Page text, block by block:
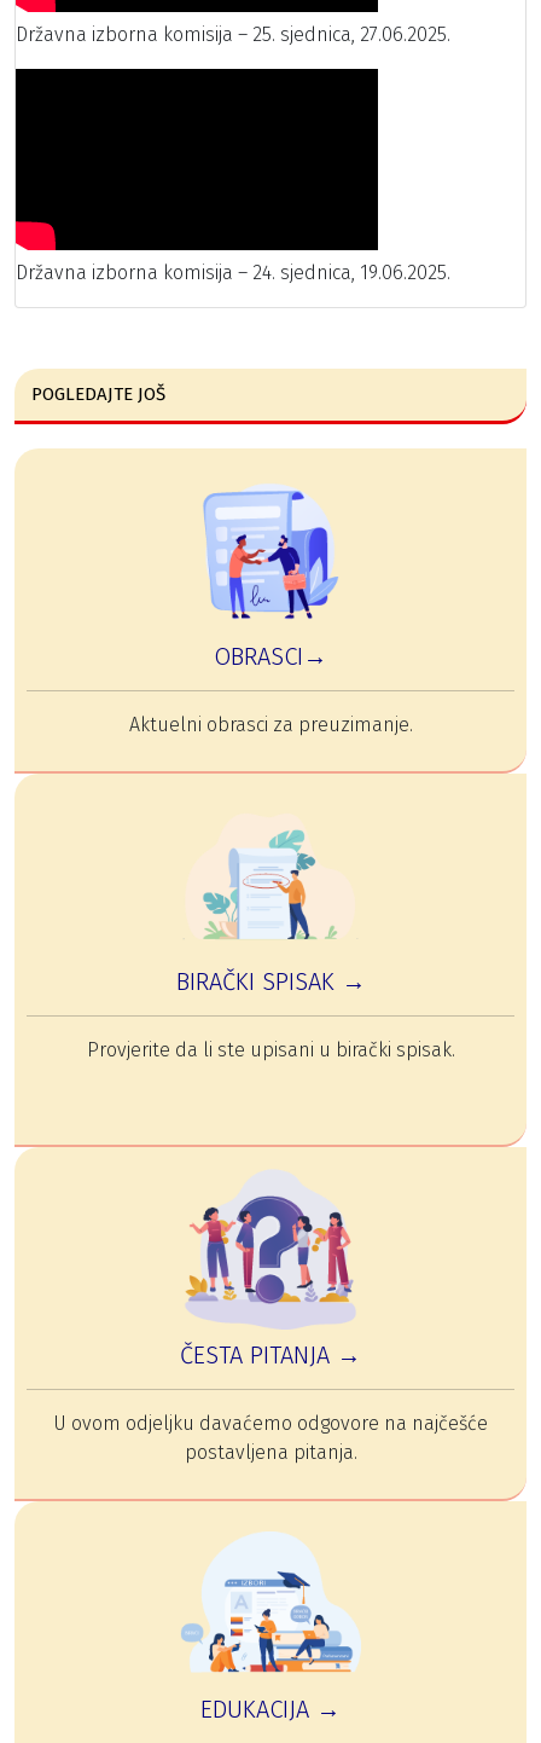
Državna izborna komisija – 25. sjednica, 27.06.2025.
Državna izborna komisija – 24. sjednica, 19.06.2025.
POGLEDAJTE JOŠ
OBRASCI→
Aktuelni obrasci za preuzimanje.
BIRAČKI SPISAK →
Provjerite da li ste upisani u birački spisak.
ČESTA PITANJA →
U ovom odjeljku davaćemo odgovore na najčešće
postavljena pitanja.
EDUKACIJA →